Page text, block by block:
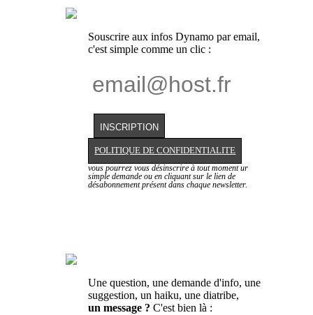
Souscrire aux infos Dynamo par email,
c'est simple comme un clic :
POLITIQUE DE CONFIDENTIALITE
vous pourrez vous désinscrire à tout moment ur
simple demande ou en cliquant sur le lien de
désabonnement présent dans chaque newsletter.
Une question, une demande d'info, une
suggestion, un haiku, une diatribe,
un message ? C'est bien là :